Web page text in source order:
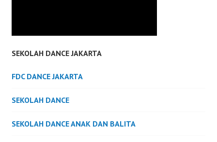
SEKOLAH DANCE JAKARTA
FDC DANCE JAKARTA
SEKOLAH DANCE
SEKOLAH DANCE ANAK DAN BALITA